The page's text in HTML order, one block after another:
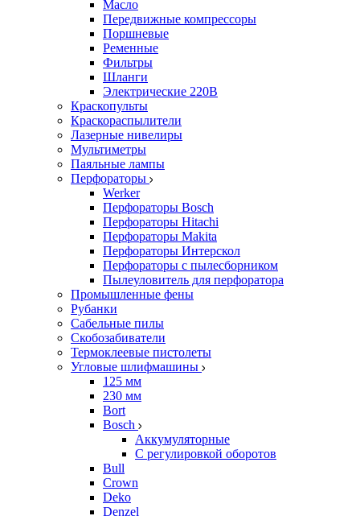
Масло
Передвижные компрессоры
Поршневые
Ременные
Фильтры
Шланги
Электрические 220В
Краскопульты
Краскораспылители
Лазерные нивелиры
Мультиметры
Паяльные лампы
Перфораторы
Werker
Перфораторы Bosch
Перфораторы Hitachi
Перфораторы Makita
Перфораторы Интерскол
Перфораторы с пылесборником
Пылеуловитель для перфоратора
Промышленные фены
Рубанки
Сабельные пилы
Скобозабиватели
Термоклеевые пистолеты
Угловые шлифмашины
125 мм
230 мм
Bort
Bosch
Аккумуляторные
С регулировкой оборотов
Bull
Crown
Deko
Denzel